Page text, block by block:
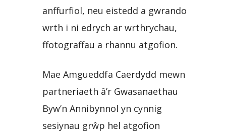
anffurfiol, neu eistedd a gwrando
wrth i ni edrych ar wrthrychau,
ffotograffau a rhannu atgofion.
Mae Amgueddfa Caerdydd mewn
partneriaeth â’r Gwasanaethau
Byw’n Annibynnol yn cynnig
sesiynau grŵp hel atgofion